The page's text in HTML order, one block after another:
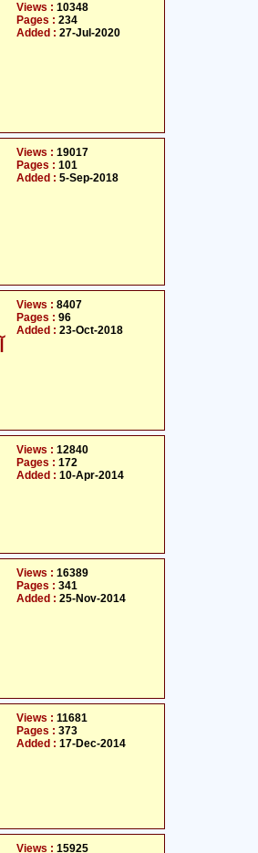
Views : 10348
Pages : 234
Added : 27-Jul-2020
Views : 19017
Pages : 101
Added : 5-Sep-2018
Views : 8407
Pages : 96
Added : 23-Oct-2018
Views : 12840
Pages : 172
Added : 10-Apr-2014
Views : 16389
Pages : 341
Added : 25-Nov-2014
Views : 11681
Pages : 373
Added : 17-Dec-2014
Views : 15925